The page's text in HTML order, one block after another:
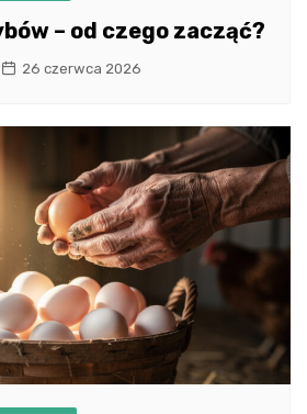
– od czego zacząć?
26 czerwca 2026